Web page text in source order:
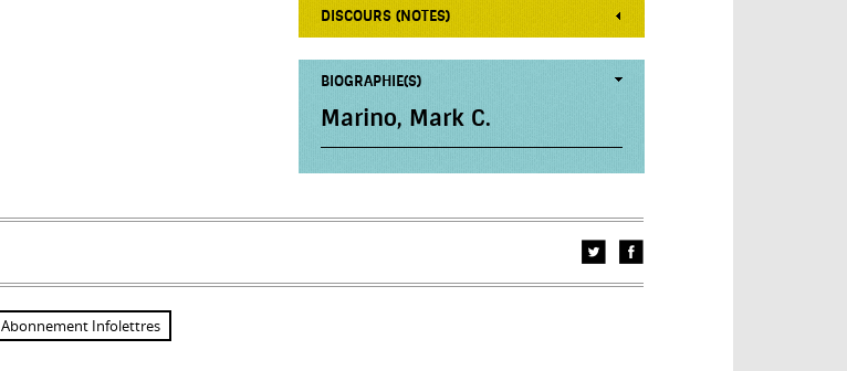
DISCOURS (NOTES)
BIOGRAPHIE(S)
Marino, Mark C.
Abonnement Infolettres